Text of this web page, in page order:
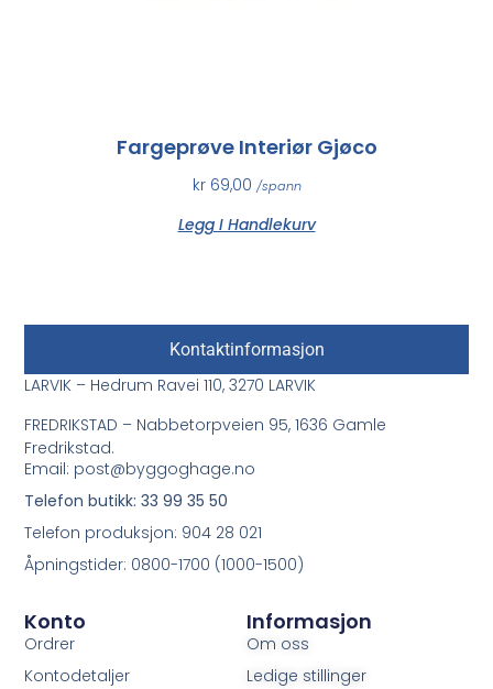
Fargeprøve Interiør Gjøco
kr69,00 /spann
Legg I Handlekurv
Informasjon
Om oss
Ledige stillinger
Konto
Ordrer
Kontodetaljer
Kontaktinformasjon
LARVIK – Hedrum Ravei 110, 3270 LARVIK
FREDRIKSTAD – Nabbetorpveien 95, 1636 Gamle
Fredrikstad.
Email: post@byggoghage.no
Telefon butikk: 33 99 35 50
Telefon produksjon: 904 28 021
Åpningstider: 0800-1700 (1000-1500)